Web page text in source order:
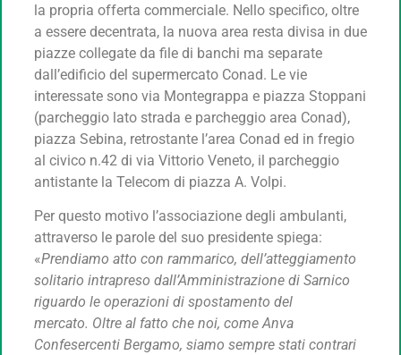
la propria offerta commerciale. Nello specifico, oltre
a essere decentrata, la nuova area resta divisa in due
piazze collegate da file di banchi ma separate
dall’edificio del supermercato Conad. Le vie
interessate sono via Montegrappa e piazza Stoppani
(parcheggio lato strada e parcheggio area Conad),
piazza Sebina, retrostante l’area Conad ed in fregio
al civico n.42 di via Vittorio Veneto, il parcheggio
antistante la Telecom di piazza A. Volpi.
Per questo motivo l’associazione degli ambulanti,
attraverso le parole del suo presidente spiega:
«Prendiamo atto con rammarico, dell’atteggiamento
solitario intrapreso dall’Amministrazione di Sarnico
riguardo le operazioni di spostamento del
mercato. Oltre al fatto che noi, come Anva
Confesercenti Bergamo, siamo sempre stati contrari